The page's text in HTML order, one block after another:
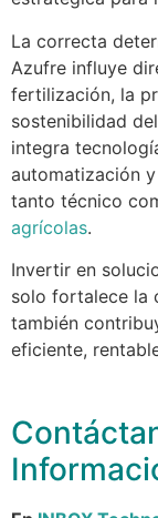
La correcta
Azufre influye
fertilización, la
sostenibilidad
integra
automatización
tanto técnico
agrícolas.
Invertir en
solo fortalece la
también
eficiente,